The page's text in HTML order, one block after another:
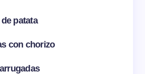
patata
con chorizo